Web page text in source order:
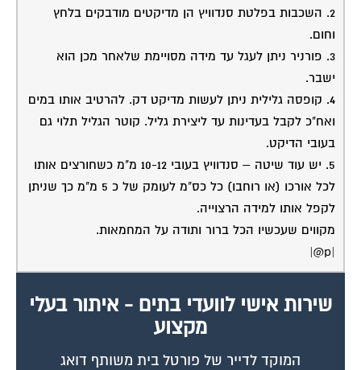
2. השכבות בפלטת סנדוויץ הן מדיקטים מודבקים בלחץ
וחום.
3. פורניר ניתן לעגל עד מידה מסויימת שלאחר מכן הוא
ישבר.
4. קופסה גלילית ניתן לעשות מדיקט דק. להרטיב אותו במים
ואח"כ לקבל בעדינות עד ליצירת גליל. קוטר הגליל תלוי גם
בעובי הדיקט.
5. יש עוד שיטה – סנדוויץ בעובי 10-12 מ"מ כשחורצים אותו
לכל אורכו (או רוחבו) כל כס"מ לעומק של כ 5 מ"מ כך שניתן
לקפל אותו למידה הרצוייה.
מקווים שעכשיו הכל ברור ותודה על המחמאות.
|p@|
שירות אישי לוועדי בתים - איתור בעלי
מקצוע
המוקד לדייר של פורטל בית משותף דואג